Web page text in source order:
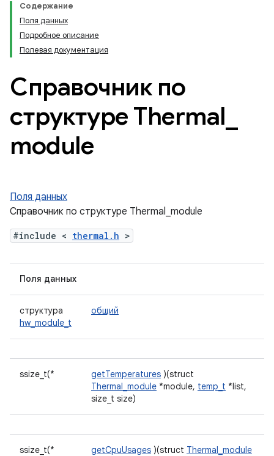
Содержание
Поля данных
Подробное описание
Полевая документация
Справочник по
структуре Thermal
module
Поля данных
Справочник по структуре Thermal_module
#include < thermal.h >
Поля данных
структура
hw_module_t
общий
ssize_t(* getTemperatures )(struct
Thermal_module *module, temp_t *list,
size_t size)
ssize_t(* getCpuUsages )(struct Thermal_module